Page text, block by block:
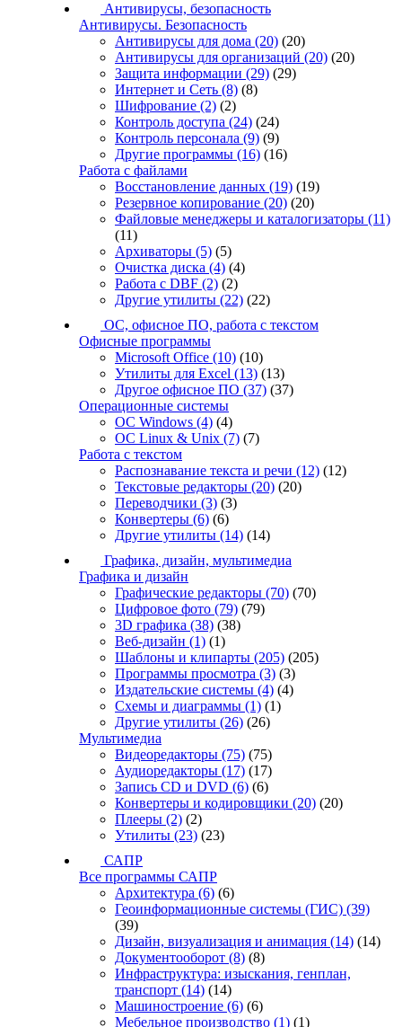
Антивирусы, безопасность
Антивирусы. Безопасность
Антивирусы для дома (20) (20)
Антивирусы для организаций (20) (20)
Защита информации (29) (29)
Интернет и Сеть (8) (8)
Шифрование (2) (2)
Контроль доступа (24) (24)
Контроль персонала (9) (9)
Другие программы (16) (16)
Работа с файлами
Восстановление данных (19) (19)
Резервное копирование (20) (20)
Файловые менеджеры и каталогизаторы (11)
(11)
Архиваторы (5) (5)
Очистка диска (4) (4)
Работа с DBF (2) (2)
Другие утилиты (22) (22)
ОС, офисное ПО, работа с текстом
Офисные программы
Microsoft Office (10) (10)
Утилиты для Excel (13) (13)
Другое офисное ПО (37) (37)
Операционные системы
ОС Windows (4) (4)
ОС Linux & Unix (7) (7)
Работа с текстом
Распознавание текста и речи (12) (12)
Текстовые редакторы (20) (20)
Переводчики (3) (3)
Конвертеры (6) (6)
Другие утилиты (14) (14)
Графика, дизайн, мультимедиа
Графика и дизайн
Графические редакторы (70) (70)
Цифровое фото (79) (79)
3D графика (38) (38)
Веб-дизайн (1) (1)
Шаблоны и клипарты (205) (205)
Программы просмотра (3) (3)
Издательские системы (4) (4)
Схемы и диаграммы (1) (1)
Другие утилиты (26) (26)
Мультимедиа
Видеоредакторы (75) (75)
Аудиоредакторы (17) (17)
Запись CD и DVD (6) (6)
Конвертеры и кодировщики (20) (20)
Плееры (2) (2)
Утилиты (23) (23)
САПР
Все программы САПР
Архитектура (6) (6)
Геоинформационные системы (ГИС) (39)
(39)
Дизайн, визуализация и анимация (14) (14)
Документооборот (8) (8)
Инфраструктура: изыскания, генплан,
транспорт (14) (14)
Машиностроение (6) (6)
Мебельное производство (1) (1)